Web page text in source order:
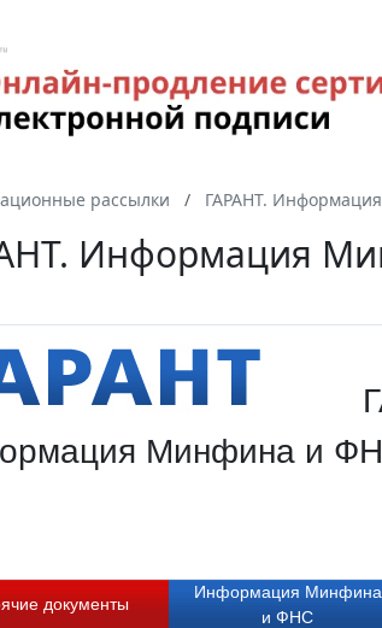
рассылки ГАРАНТ.
Информация
Минфина и
документы
Информация Минфина
и ФНС